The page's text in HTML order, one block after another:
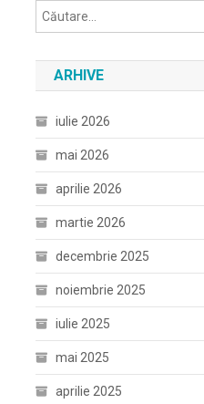
ARHIVE
iulie 2026
mai 2026
aprilie 2026
martie 2026
decembrie 2025
noiembrie 2025
iulie 2025
mai 2025
aprilie 2025